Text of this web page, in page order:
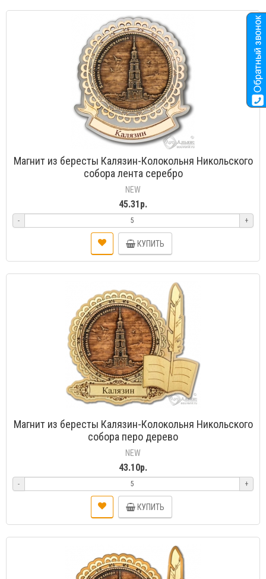
Магнит из бересты Калязин-Колокольня Никольского
собора лента серебро
NEW
45.31р.
- +
КУПИТЬ
Магнит из бересты Калязин-Колокольня Никольского
собора перо дерево
NEW
43.10р.
- +
КУПИТЬ